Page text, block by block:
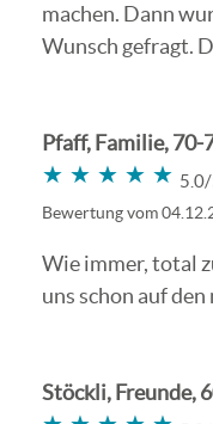
machen. Dann
Wunsch gefragt.
Pfaff, Familie, 70-
★★★★★
★★★★★
Bewertung vom
Wie immer, total
uns schon auf
Stöckli, Freunde,